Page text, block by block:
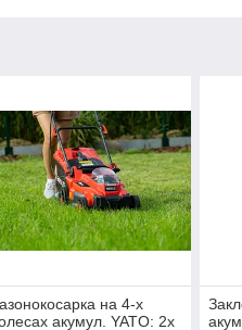
на 4-х
акумул. YATO: 2х